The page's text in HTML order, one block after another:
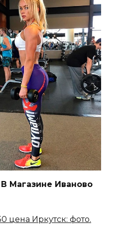
Магазине Иваново